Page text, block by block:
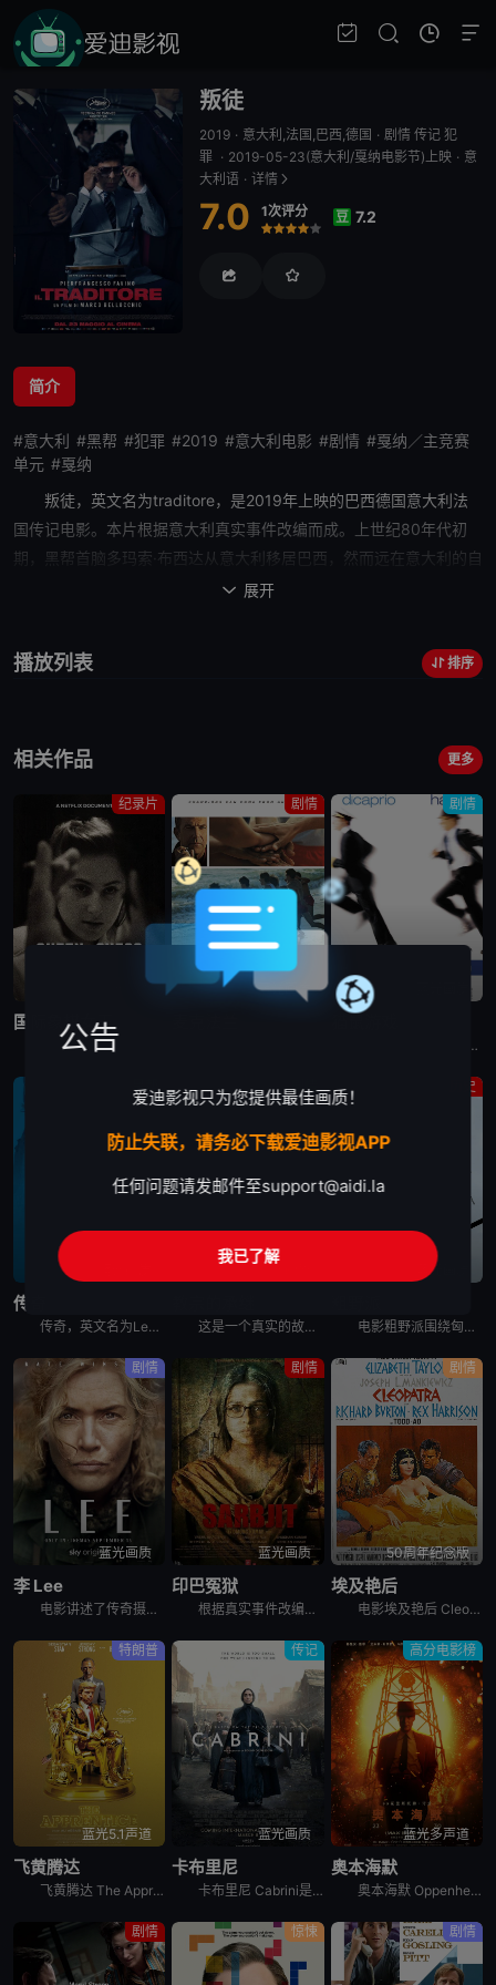
叛徒
2019 · 意大利,法国,巴西,德国 · 剧情 传记 犯
罪 · 2019-05-23(意大利/戛纳电影节)上映 · 意
大利语 · 详情
7.0 1次评分
很差
较差
还行推荐力荐
豆 7.2
简介
#意大利 #黑帮 #犯罪 #2019 #意大利电影 #剧情 #戛纳／主竞赛
单元 #戛纳
叛徒，英文名为traditore，是2019年上映的巴西德国意大利法
国传记电影。本片根据意大利真实事件改编而成。上世纪80年代初
期，黑帮首脑多玛索·布西达从意大利移居巴西，然而远在意大利的自
己的哥哥与孩子却相继被黑帮团伙杀害。为了惩治凶手，他开始与意
 展开
播放列表 排序
相关作品 更多
纪录片
蓝光画质
国际象棋女王
剧情
蓝光画质
剧情
弗兰克（莱昂纳多·迪卡普里奥 Leonardo DiCaprio饰）是FBI有史以来年龄最小的通缉犯。他的犯罪手段神通广大，伪装身份的能力超乎常人，全美各地几乎都留下他的犯罪足迹。乔装医生、律师、
黑帮
传奇
传奇，英文名为Legend，是2015年上映的英国传记电影。Tom Hardy一人分饰两角出演伦敦黑帮史上最叱咤风云的克雷兄弟，雷金纳德（Reginald Kray）和罗纳德（Ronald Kra
剧情
这是一个真实的故事，讲述了近 2000 年来最戏剧性的权力交接事件之一。主教贝尔格利奥（乔纳森·普雷斯饰演）对教会的发展方向感到十分失望，因此向教皇本笃（安东尼·霍普金斯饰演）申请在 2012 年
历史
蓝光画质
电影粗野派围绕匈牙利出生的犹太建筑师拉斯洛·托斯与妻子埃尔兹贝特展开。他们在二战后逃离欧洲，前往美国重启他们的事业，并见证了现代美国的诞生。然而他们的生活被一名神秘而富有的客户改变了。
剧情
蓝光画质
李 Lee
电影讲述了传奇摄影记者李·米勒的故事。李·米勒原是一名时尚模特，后成为《Vogue》杂志的著名战地记者。影片通过凯特·温斯莱特饰演的李·米勒在晚年隐居于英国农舍的采访框架展开，深入探讨了她在二战期
剧情
蓝光画质
印巴冤狱
根据真实事件改编，印度农民沙拉布吉特因为喝醉酒误闯印巴边界，被巴基斯坦游骑兵当做间谍以及恐怖分子进行逮捕，关押在巴基斯坦监狱将近20年，沙拉布吉特的姐姐花了大半辈子的时间试图营救弟弟，将他带回家乡
剧情
50周年纪念版
埃及艳后
电影埃及艳后 Cleopatra讲述的是：52岁的凯撒（雷克斯•哈里森 Rex Harrison 饰）以罗马执行官的身份驾临埃及，为了解决王室姐弟争位的事端。皇姐克里奥佩特拉（伊丽莎白•泰勒 El
特朗普
蓝光5.1声道
飞黄腾达
飞黄腾达 The Apprentice是2024年美国传记电影。《学徒》深入探讨了美国的软肋。 它讲述了年轻的唐纳德·特朗普如何通过与有影响力的右翼律师和政治调解人罗伊·科恩达成的浮士德式交易登上
传记
蓝光画质
卡布里尼
卡布里尼 Cabrini是2024年传记电影。《卡布里尼》改编自弗朗西斯卡·卡布里尼（克里斯蒂安娜·德朗娜 Cristiana Dell&#39;Anna 饰）争取平等与幸福的真实故事。18世纪末
高分电影榜
蓝光多声道
奥本海默
奥本海默 Oppenheimer是2023年剧情,传记,历史电影。《奥本海默》讲述的是：当我们为权力金钱焦虑、兴奋与愤怒时，却根本想象不到“他们”在谈论着怎样更重要的事情。随着战争阴云笼罩世界上空
剧情 惊悚 剧情
公告
爱迪影视只为您提供最佳画质！
防止失联，请务必下载爱迪影视APP
任何问题请发邮件至support@aidi.la
我已了解